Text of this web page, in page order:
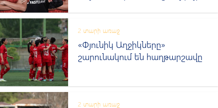
2 տարի առաջ
«Փյունիկ Աղջիկները»
շարունակում են հաղթարշավը
2 տարի առաջ